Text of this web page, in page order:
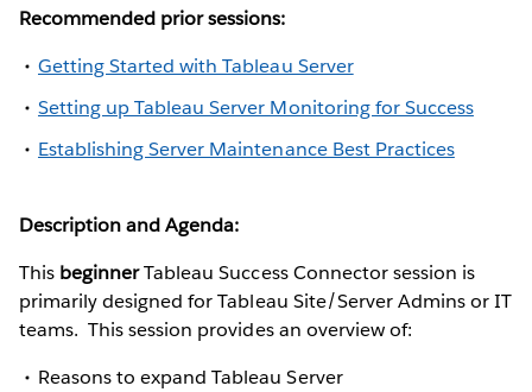
Recommended prior sessions:
Getting Started with Tableau Server
Setting up Tableau Server Monitoring for Success
Establishing Server Maintenance Best Practices
Description and Agenda:
This beginnerTableau Success Connector session is
primarily designed for Tableau Site/Server Admins or IT
teams. This session provides an overview of:
Reasons to expand Tableau Server